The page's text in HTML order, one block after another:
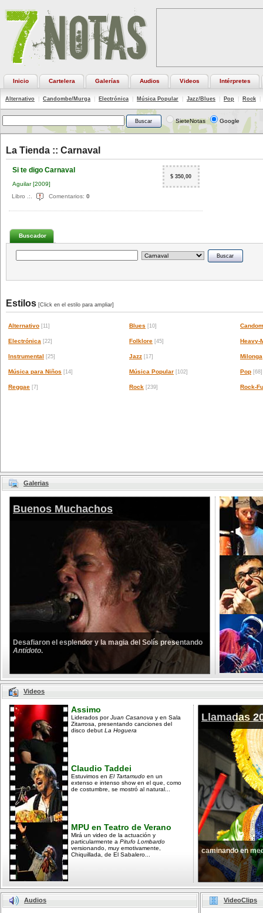
Inicio Cartelera Galerías Audios Videos Intérpretes
Alternativo Candombe/Murga Electrónica Música Popular Jazz/Blues Pop Rock
SieteNotas Google
La Tienda :: Carnaval
Si te digo Carnaval
Aguilar [2009]
$ 350,00
Libro .:. Comentarios: 0
Buscador
Estilos [Click en el estilo para ampliar]
Alternativo [11] Blues [10]
Electrónica [22] Folklore [45] Heavy-
Instrumental [25] Jazz [17] Milonga
Música para Niños [14] Música Popular [102] Pop [68]
Reggae [7] Rock [239] Rock-
Galerias
Buenos Muchachos
Desafiaron el esplendor y la magia del Solís presentando
Antídoto.
Videos
Assimo
Liderados porJuan Casanova y en Sala
Zitarrosa, presentando canciones del
disco debut La Hoguera
Claudio Taddei
Estuvimos en El Tartamudo en un
extenso e intenso show en el que, como
de costumbre, se mostró al natural...
MPU en Teatro de Verano
Mirá un video de la actuación y
particularmente a Pitufo Lombardo
versionando, muy emotivamente,
Chiquillada, de El Sabalero...
Llamadas
caminando en
Audios VideoClips